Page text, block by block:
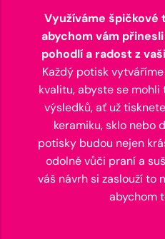
Využíváme špičkové
abychom vám
pohodlí a radost z
Každý potisk
kvalitu, abyste se
výsledků, ať už
keramiku, sklo nebo
potisky budou nejen
odolné vůči praní a
váš návrh si zaslouží to
abychom